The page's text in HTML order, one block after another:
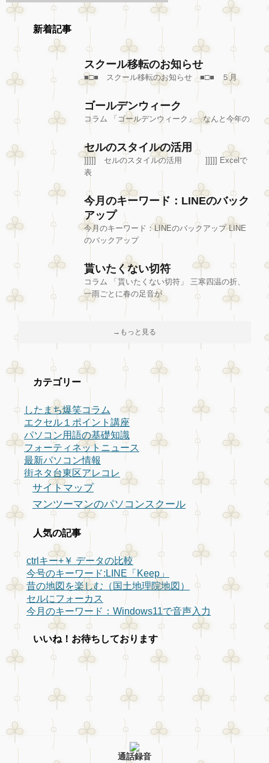
新着記事
スクール移転のお知らせ
■□■ スクール移転のお知らせ ■□■ ５月
ゴールデンウィーク
コラム 「ゴールデンウィーク」 なんと今年の
セルのスタイルの活用
]]]]] セルのスタイルの活用 ]]]]] Excelで
表
今月のキーワード：LINEのバック
アップ
今月のキーワード：LINEのバックアップ LINE
のバックアップ
貰いたくない切符
コラム 「貰いたくない切符」 三寒四温の折、
一雨ごとに春の足音が
→もっと見る
カテゴリー
したまち爆笑コラム
エクセル１ポイント講座
パソコン用語の基礎知識
フォーティネットニュース
最新パソコン情報
街ネタ台東区アレコレ
サイトマップ
マンツーマンのパソコンスクール
人気の記事
ctrlキー+￥ データの比較
今号のキーワード:LINE「Keep」
昔の地図を楽しむ（国土地理院地図）
セルにフォーカス
今月のキーワード：Windows11で音声入力
いいね！お待ちしております
通話録音